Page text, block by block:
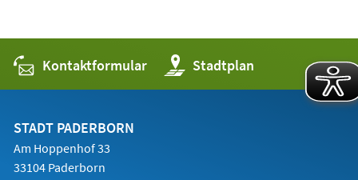
Kontaktformular Stadtplan
(Öffnet
in
einem
STADT PADERBORN
Am Hoppenhof 33
33104 Paderborn